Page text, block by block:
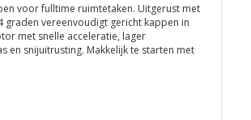
voor fulltime ruimtetaken. Uitgerust met
vereenvoudigt gericht kappen in
met snelle acceleratie, lager
en snijuitrusting. Makkelijk te starten met